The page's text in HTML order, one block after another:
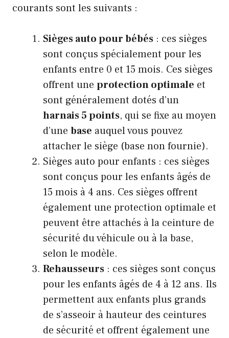
courants sont les suivants :
Sièges auto pour bébés : ces sièges
sont conçus spécialement pour les
enfants entre 0 et 15 mois. Ces sièges
offrent une protection optimale et
sont généralement dotés d’un
harnais 5 points, qui se fixe au moyen
d’une base auquel vous pouvez
attacher le siège (base non fournie).
Sièges auto pour enfants : ces sièges
sont conçus pour les enfants âgés de
15 mois à 4 ans. Ces sièges offrent
également une protection optimale et
peuvent être attachés à la ceinture de
sécurité du véhicule ou à la base,
selon le modèle.
Rehausseurs : ces sièges sont conçus
pour les enfants âgés de 4 à 12 ans. Ils
permettent aux enfants plus grands
de s’asseoir à hauteur des ceintures
de sécurité et offrent également une